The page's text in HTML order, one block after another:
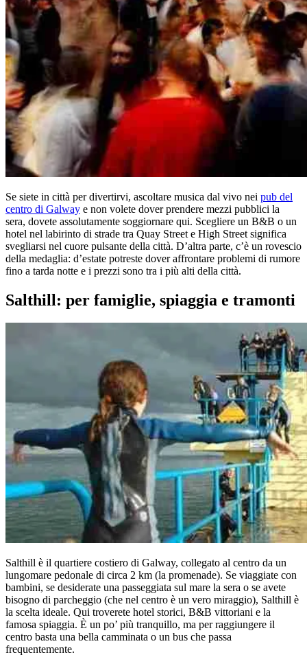
Se siete in città per divertirvi, ascoltare musica dal vivo nei pub del
centro di Galway e non volete dover prendere mezzi pubblici la
sera, dovete assolutamente soggiornare qui. Scegliere un B&B o un
hotel nel labirinto di strade tra Quay Street e High Street significa
svegliarsi nel cuore pulsante della città. D’altra parte, c’è un rovescio
della medaglia: d’estate potreste dover affrontare problemi di rumore
fino a tarda notte e i prezzi sono tra i più alti della città.
Salthill: per famiglie, spiaggia e tramonti
Salthill è il quartiere costiero di Galway, collegato al centro da un
lungomare pedonale di circa 2 km (la promenade). Se viaggiate con
bambini, se desiderate una passeggiata sul mare la sera o se avete
bisogno di parcheggio (che nel centro è un vero miraggio), Salthill è
la scelta ideale. Qui troverete hotel storici, B&B vittoriani e la
famosa spiaggia. È un po’ più tranquillo, ma per raggiungere il
centro basta una bella camminata o un bus che passa
frequentemente.